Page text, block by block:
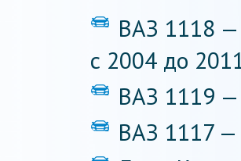
ВАЗ 1118 —
с 2004 до
ВАЗ 1119 —
ВАЗ 1117 —